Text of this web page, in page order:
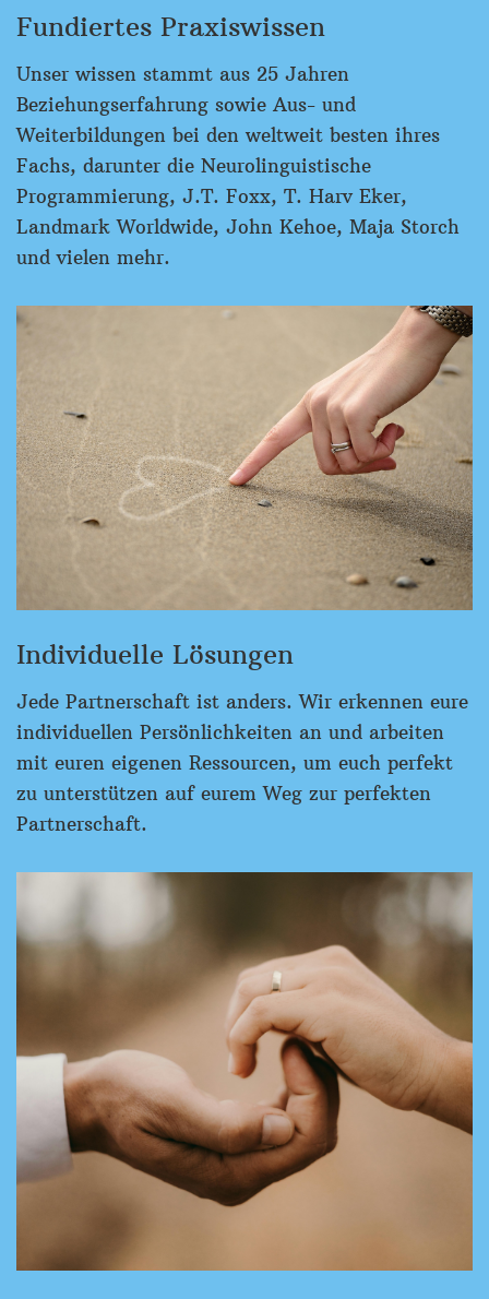
Fundiertes Praxiswissen
Unser wissen stammt aus 25 Jahren
Beziehungserfahrung sowie Aus- und
Weiterbildungen bei den weltweit besten ihres
Fachs, darunter die Neurolinguistische
Programmierung, J.T. Foxx, T. Harv Eker,
Landmark Worldwide, John Kehoe, Maja Storch
und vielen mehr.
Individuelle Lösungen
Jede Partnerschaft ist anders. Wir erkennen eure
individuellen Persönlichkeiten an und arbeiten
mit euren eigenen Ressourcen, um euch perfekt
zu unterstützen auf eurem Weg zur perfekten
Partnerschaft.